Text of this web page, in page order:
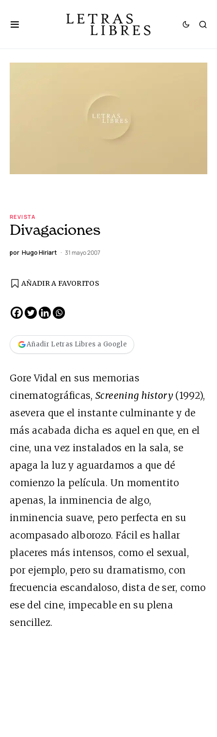
REVISTA
Divagaciones
por Hugo Hiriart 31 mayo 2007
AÑADIR A FAVORITOS
Añadir Letras Libres a Google
Gore Vidal en sus memorias
cinematográficas,Screening history(1992),
asevera que el instante culminante y de
más acabada dicha es aquel en que, en el
cine, una vez instalados en la sala, se
apaga la luz y aguardamos a que dé
comienzo la película. Un momentito
apenas, la inminencia de algo,
inminencia suave, pero perfecta en su
acompasado alborozo. Fácil es hallar
placeres más intensos, como el sexual,
por ejemplo, pero su dramatismo, con
frecuencia escandaloso, dista de ser, como
ese del cine, impecable en su plena
sencillez.